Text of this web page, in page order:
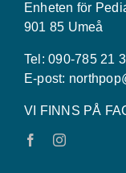
Enheten för
901 85 Umeå
Tel: 090-785 21
E-post:
VI FINNS PÅ